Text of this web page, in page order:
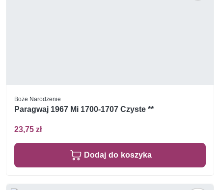
Boże Narodzenie
Paragwaj 1967 Mi 1700-1707 Czyste **
23,75 zł
Dodaj do koszyka